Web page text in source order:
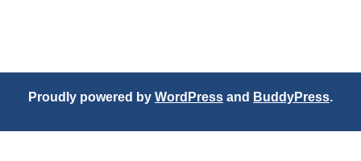
Proudly powered by WordPress and BuddyPress.